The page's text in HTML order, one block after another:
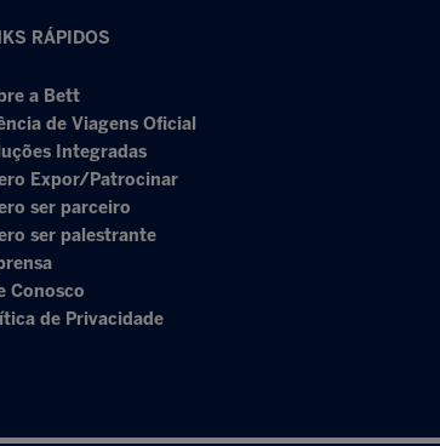
RÁPIDOS
a Bett
de Viagens Oficial
Integradas
Expor/Patrocinar
ser parceiro
ser palestrante
Conosco
de Privacidade